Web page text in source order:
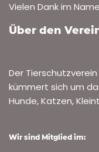
Vielen Dank im
Über den
Der
kümmert sich um
Hunde, Katzen,
Wir sind Mitglied im: